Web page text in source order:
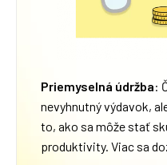
Priemyselná údržba:
nevyhnutný výdavok,
to, ako sa môže stať
produktivity. Viac sa